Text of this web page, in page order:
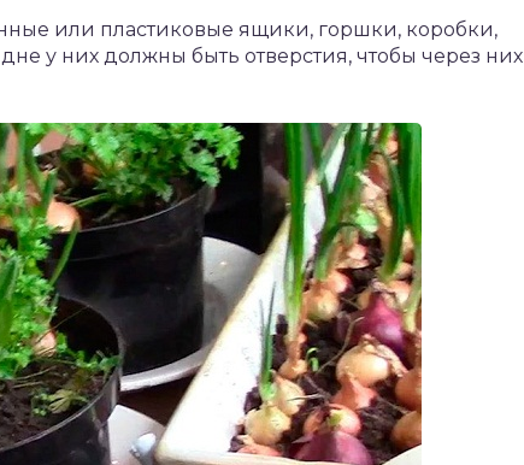
или пластиковые ящики, горшки, коробки,
у них должны быть отверстия, чтобы через них